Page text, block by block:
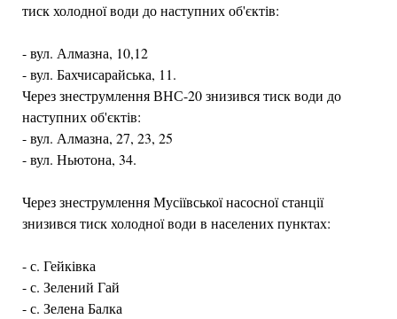
тиск холодної води до наступних об'єктів:
- вул. Алмазна, 10,12
- вул. Бахчисарайська, 11.
Через знеструмлення ВНС-20 знизився тиск води до
наступних об'єктів:
- вул. Алмазна, 27, 23, 25
- вул. Ньютона, 34.
Через знеструмлення Мусіївської насосної станції
знизився тиск холодної води в населених пунктах:
- с. Гейківка
- с. Зелений Гай
- с. Зелена Балка